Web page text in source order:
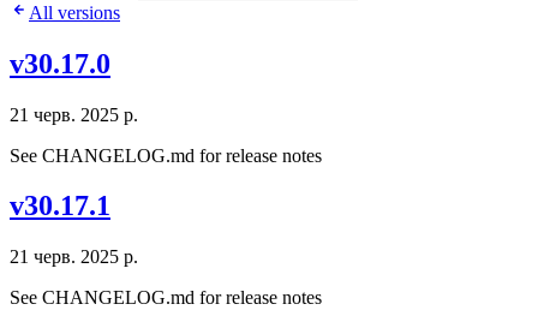
All versions
v30.17.0
21 черв. 2025 р.
See CHANGELOG.md for release notes
v30.17.1
21 черв. 2025 р.
See CHANGELOG.md for release notes